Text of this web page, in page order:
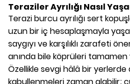
Teraziler Ayrılığı Nasıl
Terazi burcu ayrılığı sert
uzun bir iç hesaplaşmayla
saygıyı ve karşılıklı zarafeti
anında bile köprüleri
Özellikle sevgi hâlâ bir yerlerde